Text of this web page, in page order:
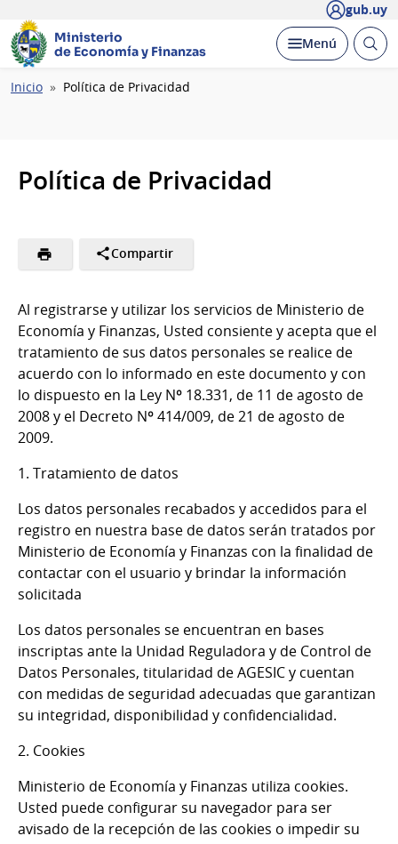
gub.uy
Ministerio
de Economía y Finanzas
Desplegar
Menú Abrir
Ruta
Inicio Política de Privacidad
Política de Privacidad
Compartir
Al registrarse y utilizar los servicios de Ministerio de
Economía y Finanzas, Usted consiente y acepta que el
tratamiento de sus datos personales se realice de
acuerdo con lo informado en este documento y con
lo dispuesto en la Ley Nº 18.331, de 11 de agosto de
2008 y el Decreto Nº 414/009, de 21 de agosto de
2009.
1. Tratamiento de datos
Los datos personales recabados y accedidos para el
registro en nuestra base de datos serán tratados por
Ministerio de Economía y Finanzas con la finalidad de
contactar con el usuario y brindar la información
solicitada
Los datos personales se encuentran en bases
inscriptas ante la Unidad Reguladora y de Control de
Datos Personales, titularidad de AGESIC y cuentan
con medidas de seguridad adecuadas que garantizan
su integridad, disponibilidad y confidencialidad.
2. Cookies
Ministerio de Economía y Finanzas utiliza cookies.
Usted puede configurar su navegador para ser
avisado de la recepción de las cookies o impedir su